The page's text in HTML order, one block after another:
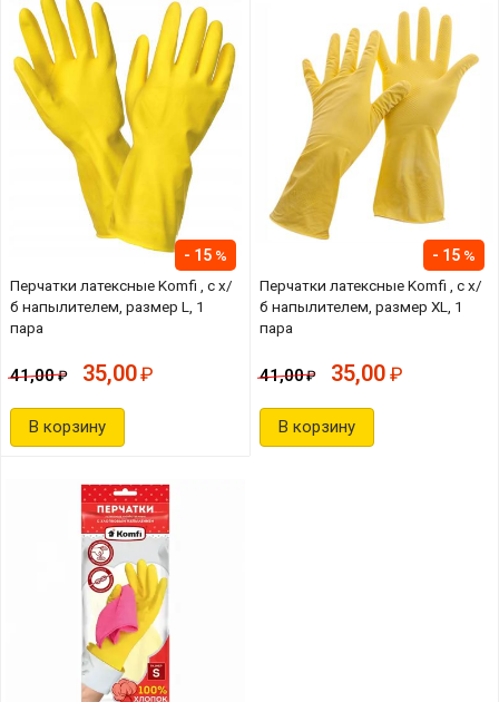
Перчатки латексные Komfi , с х/
б напылителем, размер L, 1
пара
15
41,00 35,00
В корзину
Перчатки латексные Komfi , с х/
б напылителем, размер XL, 1
пара
15
41,00 35,00
В корзину